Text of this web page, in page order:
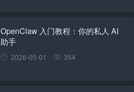
OpenClaw 入门教程：你的私人 AI
助手
2026-05-01 354